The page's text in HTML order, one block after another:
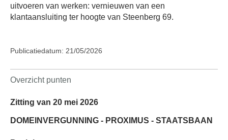
uitvoeren van werken: vernieuwen van een
klantaansluiting ter hoogte van Steenberg 69.
Publicatiedatum: 21/05/2026
Overzicht punten
Zitting van 20 mei 2026
DOMEINVERGUNNING - PROXIMUS - STAATSBAAN